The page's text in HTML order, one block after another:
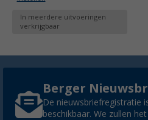
In meerdere uitvoeringen
verkrijgbaar
Berger
De nieuwsbriefregistratie
beschikbaar. We zullen